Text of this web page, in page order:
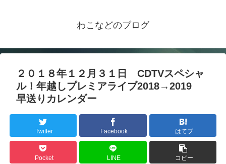
わこなどのブログ
２０１８年１２月３１日 CDTVスペシャ
ル！年越しプレミアライブ2018→2019
早送りカレンダー
Twitter Facebook はてブ
Pocket LINE コピー